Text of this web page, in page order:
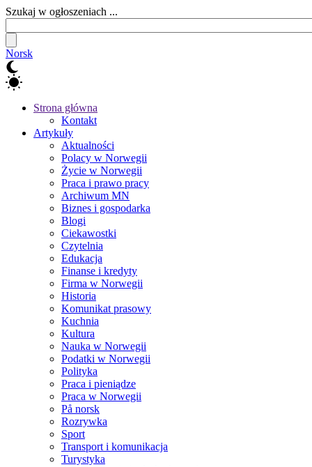
Szukaj w ogłoszeniach ...
Norsk
Strona główna
Kontakt
Artykuły
Aktualności
Polacy w Norwegii
Życie w Norwegii
Praca i prawo pracy
Archiwum MN
Biznes i gospodarka
Blogi
Ciekawostki
Czytelnia
Edukacja
Finanse i kredyty
Firma w Norwegii
Historia
Komunikat prasowy
Kuchnia
Kultura
Nauka w Norwegii
Podatki w Norwegii
Polityka
Praca i pieniądze
Praca w Norwegii
På norsk
Rozrywka
Sport
Transport i komunikacja
Turystyka